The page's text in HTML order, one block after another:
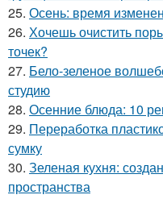
25. Осень: время
26. Хочешь очистить
точек?
27. Бело-зеленое
студию
28. Осенние блюда: 10
29. Переработка
сумку
30. Зеленая кухня:
пространства